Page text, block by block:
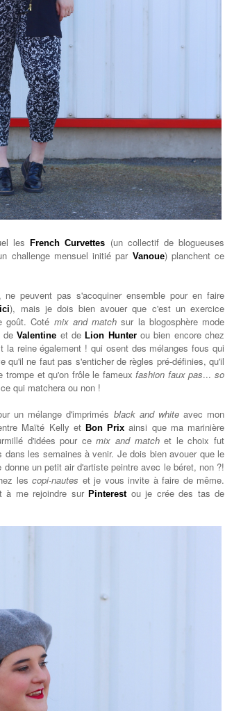
lesFrench Curvettes (un collectif de blogueuses
challenge mensuel initié par Vanoue) planchent ce
peuvent pas s'acoquiner ensemble pour en faire
ici), mais je dois bien avouer que c'est un exercice
goût. Coté mix and matchsur la blogosphère mode
deValentine et deLion Hunterou bien encore chez
la reineégalement !qui osent des mélanges fous qui
qu'il ne faut pas s'enticher de règles pré-définies, qu'il
trompe et qu'on frôle le fameuxfashion faux pas...so
qui matchera ou non !
un mélange d'imprimés black and whiteavec mon
Maïté Kelly et Bon Prix ainsi que ma marinière
d'idées pour cemix and matchet le choix fut
les semaines à venir. Je dois bien avouer que le
un petit air d'artiste peintre avec le béret, non ?!
lescopi-nautes et je vous invite à faire de même.
à me rejoindre sur Pinterestou je crée des tas de